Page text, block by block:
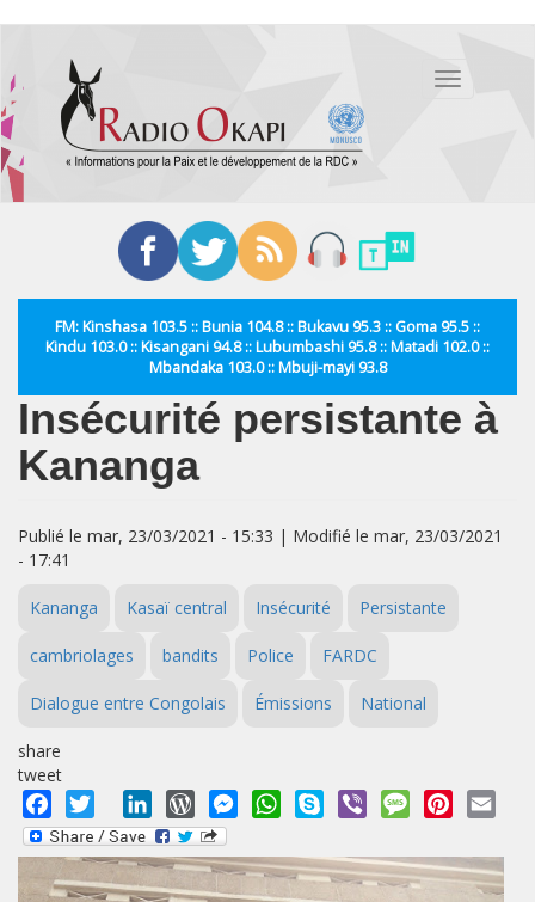
contenu
principal
Toggle
FM: Kinshasa 103.5 :: Bunia 104.8 :: Bukavu 95.3 :: Goma 95.5 ::
Kindu 103.0 :: Kisangani 94.8 :: Lubumbashi 95.8 :: Matadi 102.0 ::
Mbandaka 103.0 :: Mbuji-mayi 93.8
Insécurité persistante à
Kananga
Publié le mar, 23/03/2021 - 15:33 | Modifié le mar, 23/03/2021
- 17:41
Kananga Kasaï central Insécurité Persistante
cambriolages bandits Police FARDC
Dialogue entre Congolais Émissions National
share
tweet
Facebook
Twitter LinkedInWordPressMessengerWhatsApp
Skype Viber MessagePinterest